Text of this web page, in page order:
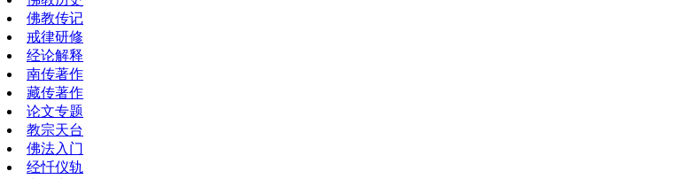
佛教传记
戒律研修
经论解释
南传著作
藏传著作
论文专题
教宗天台
佛法入门
经忏仪轨